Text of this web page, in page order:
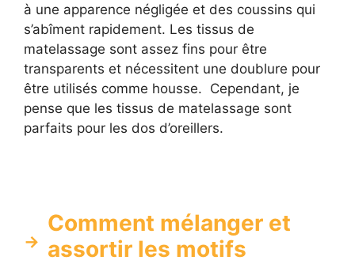
à une apparence négligée et des coussins qui
s’abîment rapidement. Les tissus de
matelassage sont assez fins pour être
transparents et nécessitent une doublure pour
être utilisés comme housse. Cependant, je
pense que les tissus de matelassage sont
parfaits pour les dos d’oreillers.
Comment mélanger et
assortir les motifs